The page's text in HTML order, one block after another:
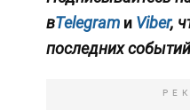
вTelegramи Viber,
последних